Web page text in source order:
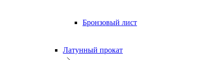
Бронзовый лист
Латунный прокат